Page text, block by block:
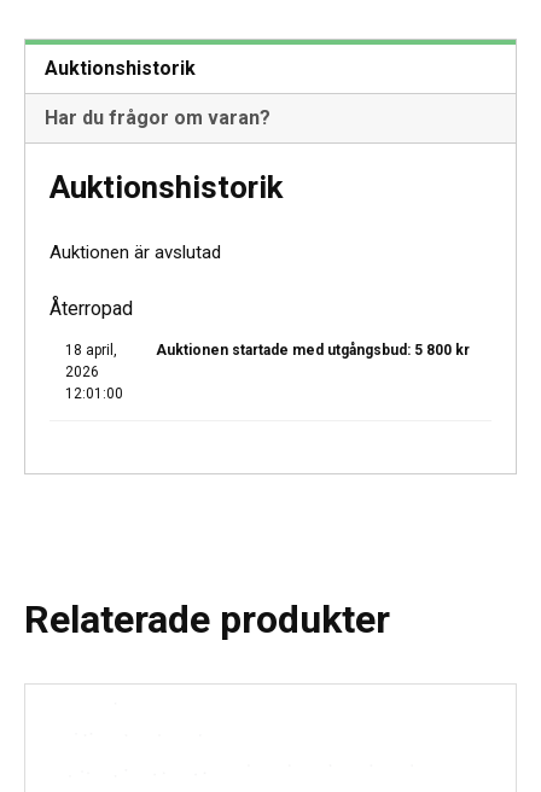
Auktionshistorik
Har du frågor om varan?
Auktionshistorik
Auktionen är avslutad
Återropad
18 april,
2026
12:01:00
Auktionen startade med utgångsbud: 5 800 kr
Relaterade produkter